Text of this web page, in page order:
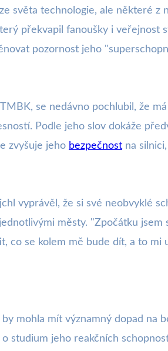
v
světa technologie, ale některé
překvapil fanoušky i veřejnost
pozornost jeho
se nedávno pochlubil, že
Podle jeho slov dokáže
zvyšuje jeho bezpečnost na
vyprávěl, že si své neobvyklé
městy. "Zpočátku
co se kolem mě bude dít, a to
mohla mít významný dopad na
studium jeho reakčních